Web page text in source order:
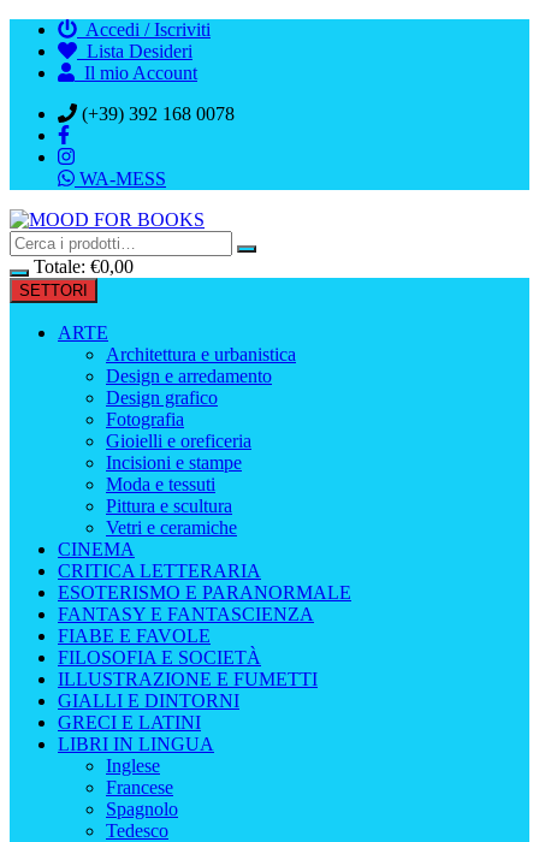
contenuto
Accedi / Iscriviti
Lista Desideri
Il mio Account
(+39) 392 168 0078
WA-MESS
Totale: €0,00
SETTORI
ARTE
Architettura e urbanistica
Design e arredamento
Design grafico
Fotografia
Gioielli e oreficeria
Incisioni e stampe
Moda e tessuti
Pittura e scultura
Vetri e ceramiche
CINEMA
CRITICA LETTERARIA
ESOTERISMO E PARANORMALE
FANTASY E FANTASCIENZA
FIABE E FAVOLE
FILOSOFIA E SOCIETÀ
ILLUSTRAZIONE E FUMETTI
GIALLI E DINTORNI
GRECI E LATINI
LIBRI IN LINGUA
Inglese
Francese
Spagnolo
Tedesco